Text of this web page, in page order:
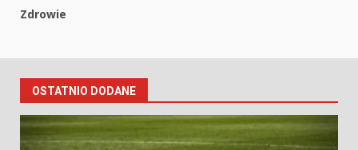
Zdrowie
OSTATNIO DODANE